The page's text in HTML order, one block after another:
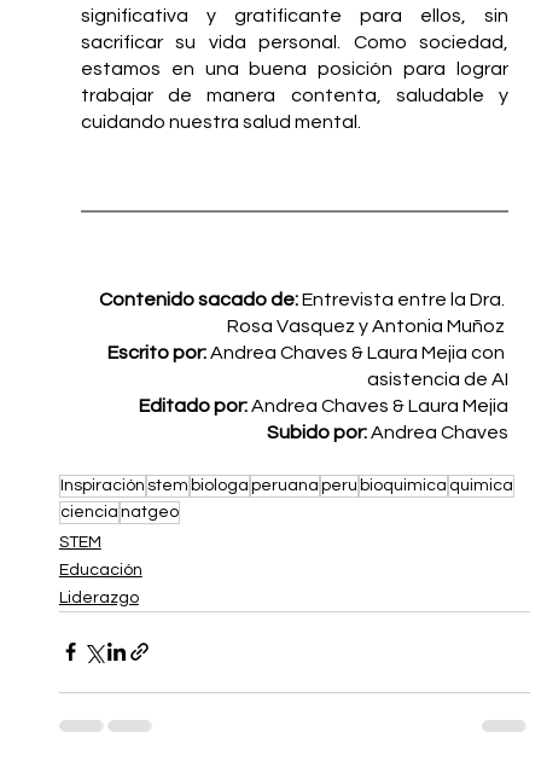
significativa y gratificante para ellos, sin
sacrificar su vida personal. Como sociedad,
estamos en una buena posición para lograr
trabajar de manera contenta, saludable y
cuidando nuestra salud mental.
Contenido sacado de: Entrevista entre la Dra.
Rosa Vasquez y Antonia Muñoz
Escrito por: Andrea Chaves & Laura Mejia con
asistencia de AI
Editado por: Andrea Chaves & Laura Mejia
Subido por: Andrea Chaves
Inspiración stem biologa peruana peru bioquimica quimica
ciencia natgeo
STEM
Educación
Liderazgo